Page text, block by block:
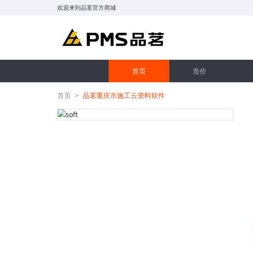
欢迎来到品茗官方商城
首页 造价
首页 > 品茗重庆市施工云资料软件